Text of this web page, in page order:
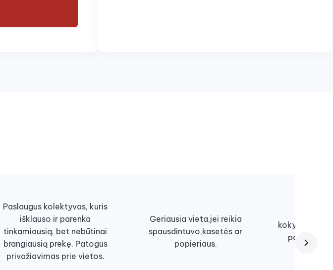
Paslaugus kolektyvas, kuris
išklauso ir parenka
tinkamiausią, bet nebūtinai
brangiausią prekę. Patogus
privažiavimas prie vietos.
Geriausia vieta,jei reikia
spausdintuvo,kasetės ar
popieriaus.
kokybiškai,